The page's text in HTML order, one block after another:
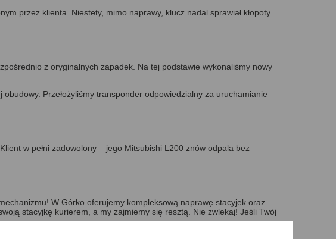
przez klienta. Niestety, mimo naprawy, klucz nadal sprawiał kłopoty
z oryginalnych zapadek. Na tej podstawie wykonaliśmy nowy
Przełożyliśmy transponder odpowiedzialny za uruchamianie
w pełni zadowolony – jego Mitsubishi L200 znów odpala bez
W Górko oferujemy kompleksową naprawę stacyjek oraz
stacyjkę kurierem, a my zajmiemy się resztą. Nie zwlekaj! Jeśli Twój